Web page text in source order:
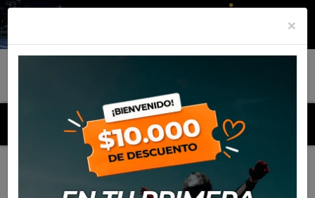
MENU
Productos
Casco Nolan N30-4 Tp Blazer 027 Flat
Cayman Blue
×